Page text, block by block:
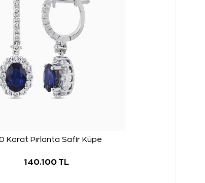
Karat Pırlanta Safir Küpe
140.100 TL